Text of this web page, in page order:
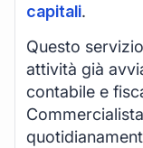
capitali.
Questo
attività già
contabile e